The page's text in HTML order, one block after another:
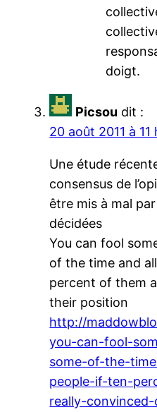
doigt.
Picsou dit :
20 août 2011 à 11
Une étude
consensus de
être mis à mal par
décidées
You can fool
of the time and
percent of them
their position
http://
you-can-fool-
some-of-the-
people-if-ten-
really-